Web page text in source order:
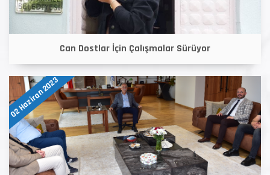
Can Dostlar İçin Çalışmalar Sürüyor
02 Haziran 2023